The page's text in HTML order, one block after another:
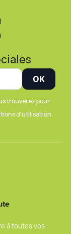
trouverez pour
d'utilisation
à toutes vos